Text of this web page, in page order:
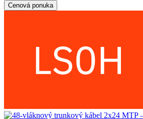
Cenová ponuka